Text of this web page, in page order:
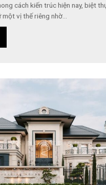
cách kiến trúc hiện nay, biệt
vị thế riêng nhờ...